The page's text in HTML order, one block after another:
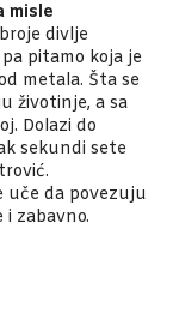
misle
divlje
pitamo koja je
metala. Šta se
životinje, a sa
Dolazi do
sekundi sete
uče da povezuju
zabavno.